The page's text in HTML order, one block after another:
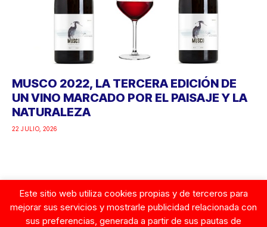
MUSCO 2022, LA TERCERA EDICIÓN DE
UN VINO MARCADO POR EL PAISAJE Y LA
NATURALEZA
22 JULIO, 2026
Google
Este sitio web utiliza cookies propias y de terceros para
mejorar sus servicios y mostrarle publicidad relacionada con
sus preferencias, generada a partir de sus pautas de